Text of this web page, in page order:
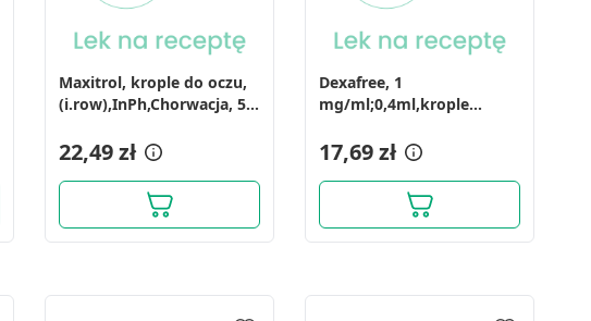
Maxitrol, krople do oczu,
(i.row),InPh,Chorwacja, 5
22,49 zł
Dexafree, 1
mg/ml;0,4ml,krople
(i.row)Delf,Fran,20poj
17,69 zł